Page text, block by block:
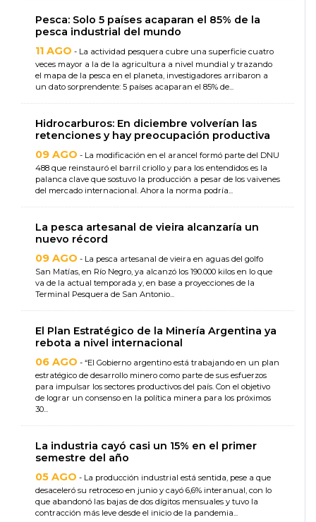
Pesca: Solo 5 países acaparan el 85% de la
pesca industrial del mundo
11 AGO - La actividad pesquera cubre una superficie cuatro
veces mayor a la de la agricultura a nivel mundial y trazando
el mapa de la pesca en el planeta, investigadores arribaron a
un dato sorprendente: 5 países acaparan el 85% de...
Hidrocarburos: En diciembre volverían las
retenciones y hay preocupación productiva
09 AGO - La modificación en el arancel formó parte del DNU
488 que reinstauró el barril criollo y para los entendidos es la
palanca clave que sostuvo la producción a pesar de los vaivenes
del mercado internacional. Ahora la norma podría...
La pesca artesanal de vieira alcanzaría un
nuevo récord
09 AGO - La pesca artesanal de vieira en aguas del golfo
San Matías, en Río Negro, ya alcanzó los 190.000 kilos en lo que
va de la actual temporada y, en base a proyecciones de la
Terminal Pesquera de San Antonio...
El Plan Estratégico de la Minería Argentina ya
rebota a nivel internacional
06 AGO - “El Gobierno argentino está trabajando en un plan
estratégico de desarrollo minero como parte de sus esfuerzos
para impulsar los sectores productivos del país. Con el objetivo
de lograr un consenso en la política minera para los próximos
30...
La industria cayó casi un 15% en el primer
semestre del año
05 AGO - La producción industrial está sentida, pese a que
desaceleró su retroceso en junio y cayó 6,6% interanual, con lo
que abandonó las bajas de dos dígitos mensuales y tuvo la
contracción más leve desde el inicio de la pandemia...